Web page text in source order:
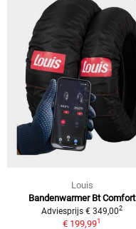
Louis
Bandenwarmer Bt Comfort
Adviesprijs € 349,002
€ 199,991